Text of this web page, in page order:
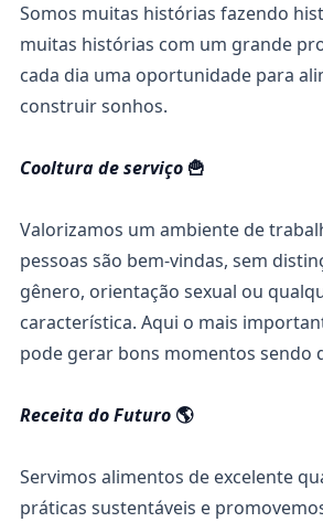
Somos muitas histórias fazendo
muitas histórias com um grande
cada dia uma oportunidade para
construir sonhos.
Cooltura de serviço 🍟
Valorizamos um ambiente de
pessoas são bem-vindas, sem
gênero, orientação sexual ou
característica. Aqui o mais
pode gerar bons momentos sendo
Receita do Futuro 🌎
Servimos alimentos de excelente
práticas sustentáveis e